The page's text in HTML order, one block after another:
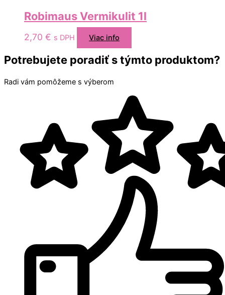
Robimaus Vermikulit 1l
2,70 € s DPH Viac info
Potrebujete poradiť s týmto produktom?
Radi vám pomôžeme s výberom